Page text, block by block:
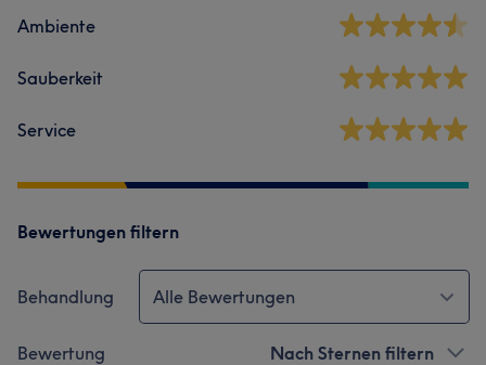
Ambiente
Sauberkeit
Service
Bewertungen filtern
Behandlung Alle Bewertungen
Bewertung Nach Sternen filtern